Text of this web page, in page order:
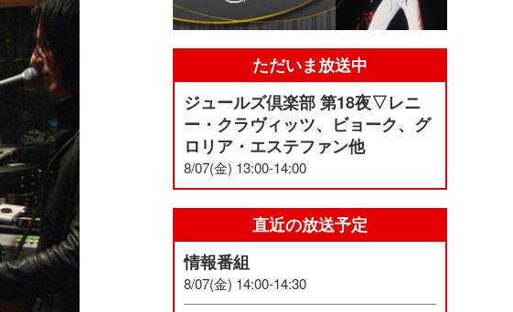
ただいま放送中
ジュールズ倶楽部 第18夜▽レニ
ー・クラヴィッツ、ビョーク、グ
ロリア・エステファン他
8/07(金) 13:00-14:00
直近の放送予定
情報番組
8/07(金) 14:00-14:30